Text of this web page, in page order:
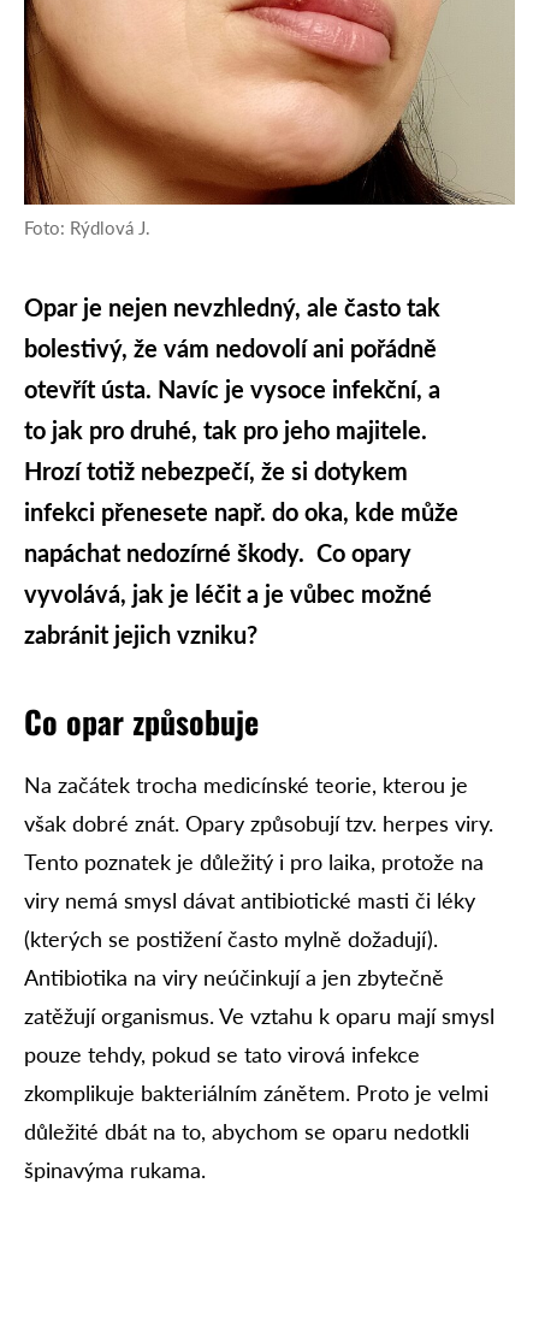
Foto: Rýdlová J.
Opar je nejen nevzhledný, ale často tak
bolestivý, že vám nedovolí ani pořádně
otevřít ústa. Navíc je vysoce infekční, a
to jak pro druhé, tak pro jeho majitele.
Hrozí totiž nebezpečí, že si dotykem
infekci přenesete např. do oka, kde může
napáchat nedozírné škody. Co opary
vyvolává, jak je léčit a je vůbec možné
zabránit jejich vzniku?
Co opar způsobuje
Na začátek trocha medicínské teorie, kterou je
však dobré znát. Opary způsobují tzv. herpes viry.
Tento poznatek je důležitý i pro laika, protože na
viry nemá smysl dávat antibiotické masti či léky
(kterých se postižení často mylně dožadují).
Antibiotika na viry neúčinkují a jen zbytečně
zatěžují organismus. Ve vztahu k oparu mají smysl
pouze tehdy, pokud se tato virová infekce
zkomplikuje bakteriálním zánětem. Proto je velmi
důležité dbát na to, abychom se oparu nedotkli
špinavýma rukama.